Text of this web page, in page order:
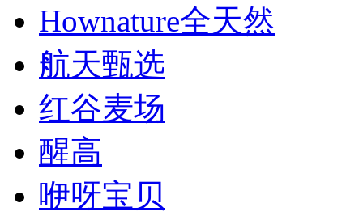
Hownature全天然
航天甄选
红谷麦场
醒高
咿呀宝贝